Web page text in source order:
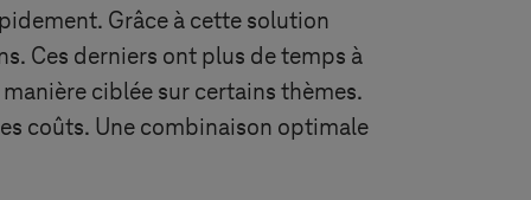
Grâce à cette solution
Ces derniers ont plus de temps à
ciblée sur certains thèmes.
coûts. Une combinaison optimale